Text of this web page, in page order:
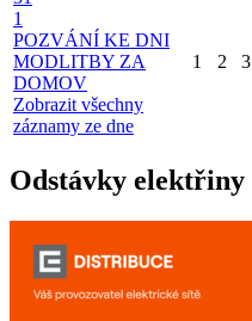
1
POZVÁNÍ KE DNI
MODLITBY ZA
DOMOV
Zobrazit všechny
záznamy ze dne
1 2 3
Odstávky elektřiny